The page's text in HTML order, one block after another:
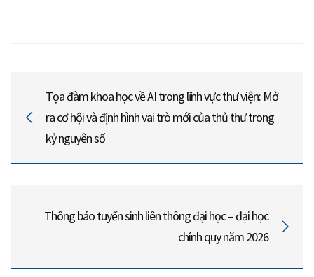
Tọa đàm khoa học về AI trong lĩnh vực thư viện: Mở
ra cơ hội và định hình vai trò mới của thủ thư trong
kỷ nguyên số
Thông báo tuyển sinh liên thông đại học – đại học
chính quy năm 2026